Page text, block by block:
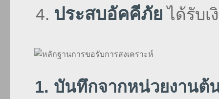
ประสบอัคคีภัย ได้รับเ
บันทึกจากหน่วยงานต้